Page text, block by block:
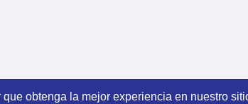
obtenga la mejor experiencia en nuestro